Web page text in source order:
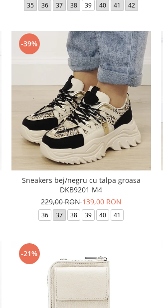
35 36 37 38 39 40 41 42
-39%
Sneakers bej/negru cu talpa groasa
DKB9201 M4
229,00 RON139,00 RON
36 37 38 39 40 41
-21%